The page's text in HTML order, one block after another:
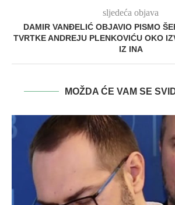
sljedeća objava
DAMIR VANĐELIĆ OBJAVIO PISMO
TVRTKE ANDREJU PLENKOVIĆU OKO
IZ INA
MOŽDA ĆE VAM SE